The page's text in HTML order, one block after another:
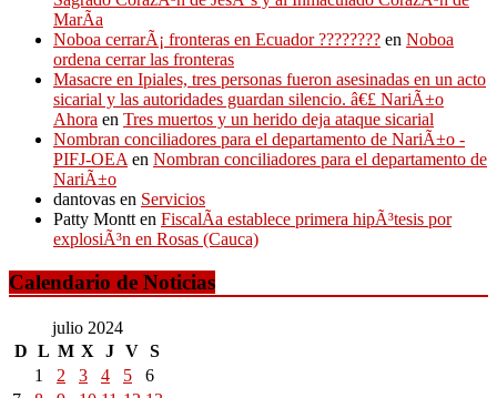
MarÃ­a
Noboa cerrarÃ¡ fronteras en Ecuador ???????? en Noboa
ordena cerrar las fronteras
Masacre en Ipiales, tres personas fueron asesinadas en un acto
sicarial y las autoridades guardan silencio. â€£ NariÃ±o
Ahora en Tres muertos y un herido deja ataque sicarial
Nombran conciliadores para el departamento de NariÃ±o -
PIFJ-OEAen Nombran conciliadores para el departamento de
NariÃ±o
dantovas en Servicios
Patty Montten FiscalÃ­a establece primera hipÃ³tesis por
explosiÃ³n en Rosas (Cauca)
Calendario de Noticias
julio 2024
D L M X J V S
1
2 3 4 5
6